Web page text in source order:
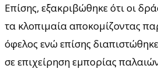
Επίσης, εξακριβώθηκε ότι οι
τα κλοπιμαία αποκομίζοντας
όφελος ενώ επίσης
σε επιχείρηση εμπορίας